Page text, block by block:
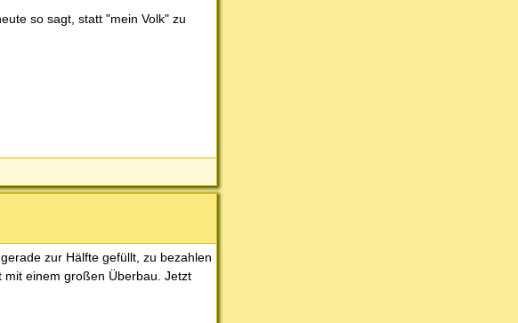
so sagt, statt "mein Volk" zu
zur Hälfte gefüllt, zu bezahlen
einem großen Überbau. Jetzt